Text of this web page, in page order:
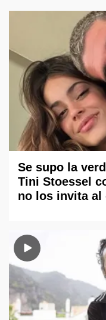
Se supo la
Tini Stoessel
no los invita al